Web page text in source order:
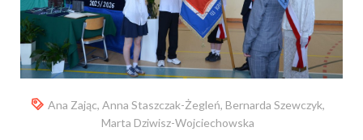
Ana Zając, Anna Staszczak-Żegleń, Bernarda Szewczyk,
Marta Dziwisz-Wojciechowska